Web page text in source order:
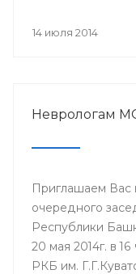
14 июля 2014
Неврологам
Приглашаем Вас
очередного
Республики
20 мая 2014г. в
РКБ им.